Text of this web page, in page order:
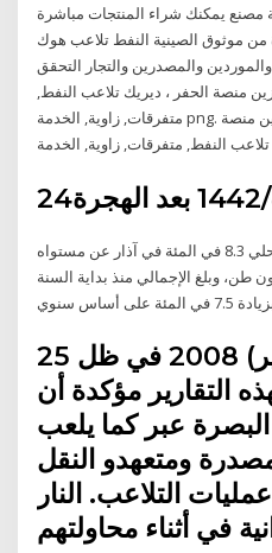
مصنع يمكنك شراء المنتجات مباشرة
موثوق الصينية النفط تلاعب هوك
والمصدرين والتجار التحقق
منصة الحفر ، ديريك تلاعب النفط,
متفرقات, زاوية, الخدمة png. صناعة النفط منصة النفط البنزين منصة
وازداد استهلاك النفط الخام المحلي 8.3 في المئة في آذار عن مستواه
ليصل إلى 51.51 مليون طن، وبلغ الإجمالي منذ بداية السنة
25 كانون الثاني (يناير) 2008 في ظل
التقارير مؤكدة أن
عبر كما يلعب
ومتعهدو النقل
التلاعب. النار
في أثناء محاولتهم